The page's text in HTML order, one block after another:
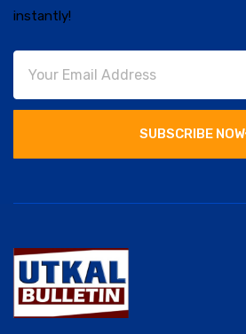
instantly!
SUBSCRIBE NOW